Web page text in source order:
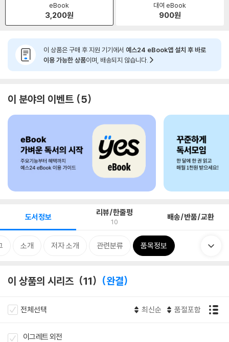
eBook
3,200원
대여 eBook
900원
이 상품은 구매 후 지원 기기에서 예스24 eBook앱 설치 후 바로
이용 가능한 상품이며, 배송되지 않습니다.
이 분야의 이벤트 5
도서정보 리뷰/한줄평
10 배송/반품/교환
소개 저자 소개 관련분류 품목정보
이 상품의 시리즈 11 완결
전체선택 최신순 품절포함
이그레트 외전